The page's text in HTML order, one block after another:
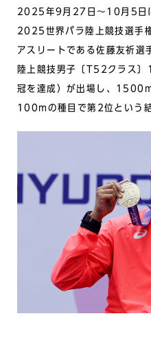
2025年9月27日〜10月5日
2025世界パラ陸上競技選手
アスリートである佐藤友祈選
陸上競技男子〔T52クラス
冠を達成）が出場し、
100mの種目で第2位という